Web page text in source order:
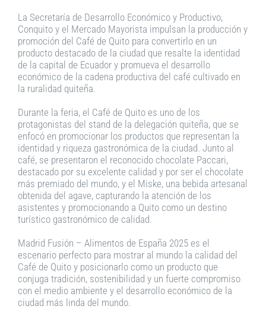
La Secretaría de Desarrollo Económico y Productivo,
Conquito y el Mercado Mayorista impulsan la producción y
promoción del Café de Quito para convertirlo en un
producto destacado de la ciudad que resalte la identidad
de la capital de Ecuador y promueva el desarrollo
económico de la cadena productiva del café cultivado en
la ruralidad quiteña.
Durante la feria, el Café de Quito es uno de los
protagonistas del stand de la delegación quiteña, que se
enfocó en promocionar los productos que representan la
identidad y riqueza gastronómica de la ciudad. Junto al
café, se presentaron el reconocido chocolate Paccari,
destacado por su excelente calidad y por ser el chocolate
más premiado del mundo, y el Miske, una bebida artesanal
obtenida del agave, capturando la atención de los
asistentes y promocionando a Quito como un destino
turístico gastronómico de calidad.
Madrid Fusión – Alimentos de España 2025 es el
escenario perfecto para mostrar al mundo la calidad del
Café de Quito y posicionarlo como un producto que
conjuga tradición, sostenibilidad y un fuerte compromiso
con el medio ambiente y el desarrollo económico de la
ciudad más linda del mundo.